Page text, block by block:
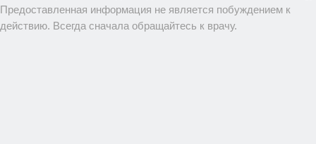
Предоставленная информация не является побуждением к
действию. Всегда сначала обращайтесь к врачу.